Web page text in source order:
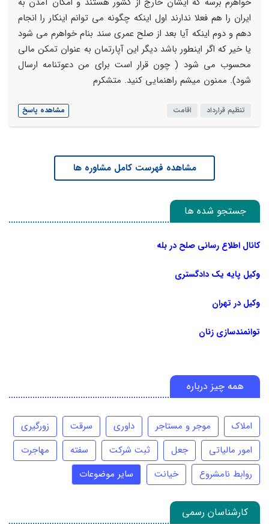
ایران را هم فعلا ندارند اول اینکه چگونه می توانم اینکار را انجام
دهم و دوم اینکه آیا بعد از صلح عمری سند بنام خواهرم می شود
یا خیر که اگر اینطور باشد دیگر این آپارتمان به عنوان تمکن مالی
محسوب می شود ( چون قرار است برای من دعوتنامه ارسال
شود). ممنون میشم راهنمایی کنید. متشکرم
تنظیم قرارداد اقامت مشاهده پاسخ
مشاهده فهرست کامل مشاوره ها
جستجو شده ها
کانال اطلاع رسانی صلح در بله
وکیل پایه یک دادگستری
وکیل در تهران
توانمندسازی زنان
همه چیز درباره
املاک موجر و مستاجر داوری سرقت
زورگیری
امور مالیاتی
جعل ثبت شرکت سفته
مهاجرت
روابط نامشروع
خیانت سایر موضوعات
کارشناسان رسمی